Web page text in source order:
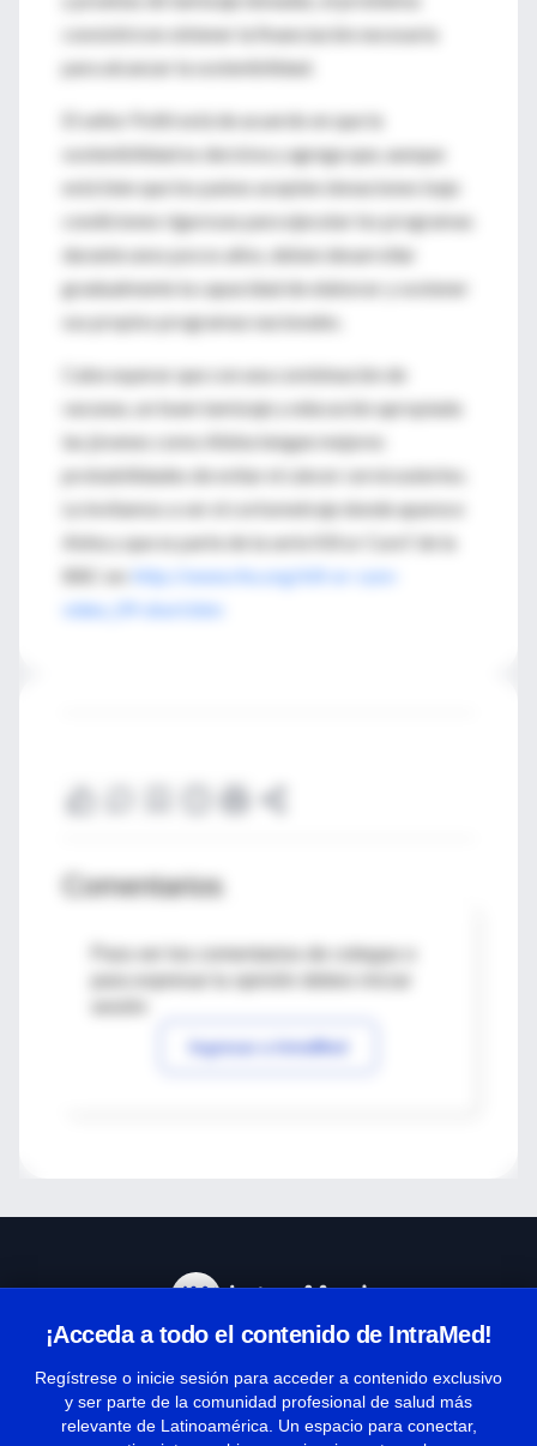
consistirá en obtener la financiación necesaria
para alcanzar la sostenibilidad.
El señor Politi está de acuerdo en que la
sostenibilidad es decisiva y agrega que, aunque
está bien que los países acepten donaciones bajo
condiciones rigurosas para ejecutar los programas
durante unos pocos años, deben desarrollar
gradualmente la capacidad de elaborar y sostener
sus propios programas nacionales.
Cabe esperar que con una combinación de
vacunas, un buen tamizaje y educación apropiada
las jóvenes como Alisha tengan mejores
probabilidades de evitar el cáncer cervicouterino.
Le invitamos a ver el cortometraje donde aparece
Aisha y que es parte de la serie Kill or Cure? de la
BBC en:
http://www.rho.org/kill-or-cure-
video_09-short.htm
Comentarios
Para ver los comentarios de colegas o
Ingresar a IntraMed
¡Acceda a todo el contenido de IntraMed!
Regístrese o inicie sesión para acceder a contenido exclusivo
y ser parte de la comunidad profesional de salud más
relevante de Latinoamérica. Un espacio para conectar,
Términos y condiciones